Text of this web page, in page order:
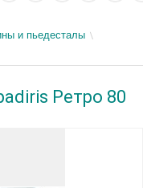
и пьедесталы
Ретро 80